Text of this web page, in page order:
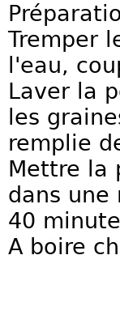
Tremper
l'eau,
Laver la
les
remplie
Mettre la
dans
40
A boire